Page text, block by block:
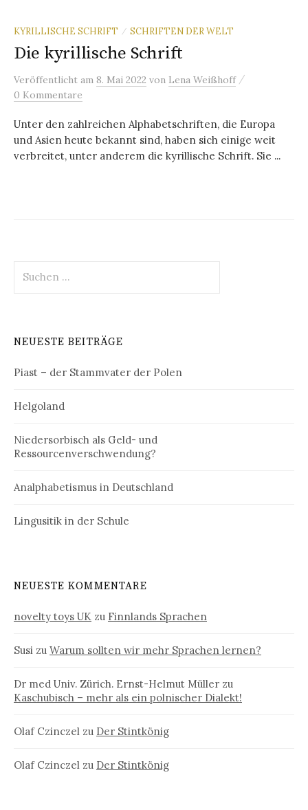
KYRILLISCHE SCHRIFT / SCHRIFTEN DER WELT
Die kyrillische Schrift
Veröffentlicht am 8. Mai 2022 von Lena Weißhoff /
0 Kommentare
Unter den zahlreichen Alphabetschriften, die Europa
und Asien heute bekannt sind, haben sich einige weit
verbreitet, unter anderem die kyrillische Schrift. Sie ...
nach:
NEUESTE BEITRÄGE
Piast – der Stammvater der Polen
Helgoland
Niedersorbisch als Geld- und
Ressourcenverschwendung?
Analphabetismus in Deutschland
Lingusitik in der Schule
NEUESTE KOMMENTARE
novelty toys UK zu Finnlands Sprachen
Susi zu Warum sollten wir mehr Sprachen lernen?
Dr med Univ. Zürich. Ernst-Helmut Müller zu
Kaschubisch – mehr als ein polnischer Dialekt!
Olaf Czinczel zu Der Stintkönig
Olaf Czinczel zu Der Stintkönig